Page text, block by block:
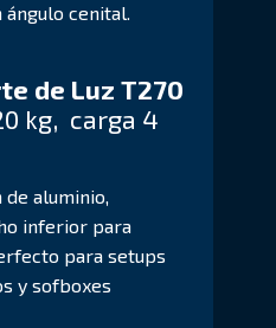
cenital.
de Luz T270
kg, carga 4
aluminio,
inferior para
para setups
y sofboxes